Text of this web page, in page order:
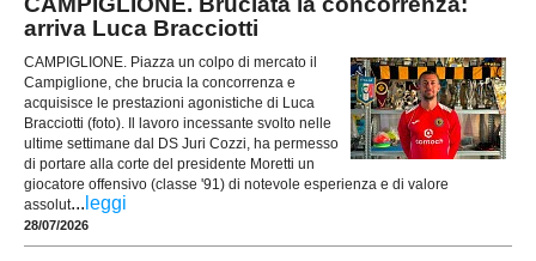
arriva Luca Bracciotti
CAMPIGLIONE. Piazza un colpo di mercato il
Campiglione, che brucia la concorrenza e
acquisisce le prestazioni agonistiche di Luca
Bracciotti (foto). Il lavoro incessante svolto nelle
ultime settimane dal DS Juri Cozzi, ha permesso
di portare alla corte del presidente Moretti un
giocatore offensivo (classe '91) di notevole esperienza e di valore
assolut... leggi
28/07/2026